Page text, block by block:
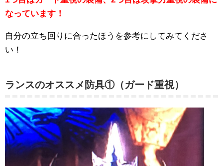
なっています！
自分の立ち回りに合ったほうを参考にしてみてくださ
い！
ランスのオススメ防具①（ガード重視）